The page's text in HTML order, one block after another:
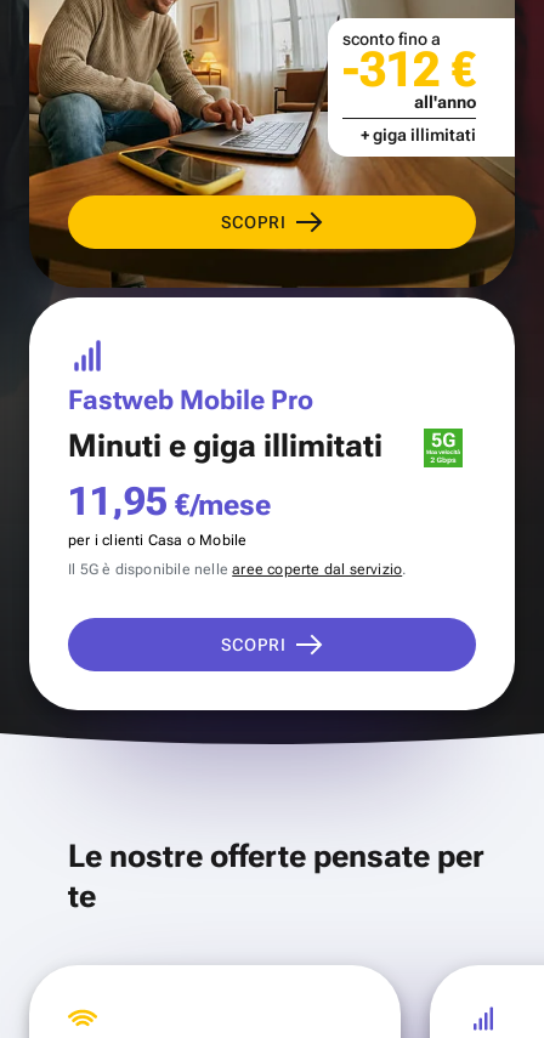
SCOPRI
sconto fino a
-312 €
all'anno
+ giga illimitati
Fastweb Mobile Pro
Minuti e giga illimitati
11,95 €/mese
per i clienti Casa o Mobile
Il 5G è disponibile nellearee coperte dal servizio.
SCOPRI
Le nostre offerte pensate per
te